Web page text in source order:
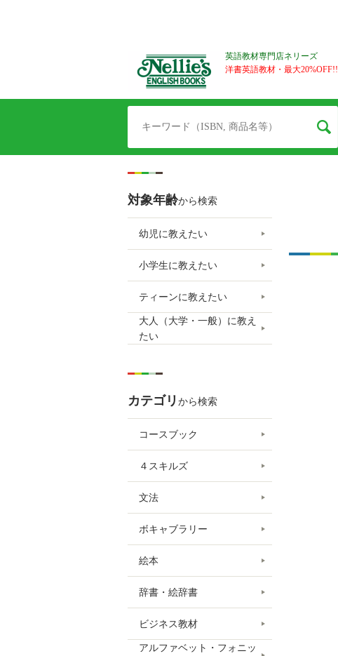
英語教材専門店ネリーズ
洋書英語教材・最大20%OFF!!
対象年齢から検索
幼児に教えたい
小学生に教えたい
ティーンに教えたい
大人（大学・一般）に教え
たい
カテゴリ から検索
コースブック
４スキルズ
文法
ボキャブラリー
絵本
辞書・絵辞書
ビジネス教材
アルファベット・フォニッ